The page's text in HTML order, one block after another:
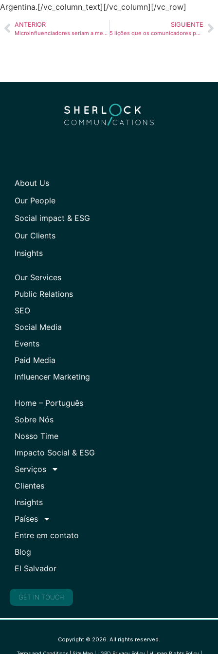
Argentina.[/vc_column_text][/vc_column][/vc_row]
ANTERIOR
Microinfluenciadores seriam a melhor escolha para sua empresa?
SIGUIENTE
5 lições que os comunicadores podem levar para 2021
About Us
Our People
Social impact & ESG
Our Clients
Insights
Our Services
Public Relations
SEO
Social Media
Events
Paid Media
Influencer Marketing
Home – Português
Sobre Nós
Nosso Time
Impacto Social & ESG
Serviços
Clientes
Insights
Países
Entre em contato
Blog
El Salvador
GET IN TOUCH
Copyright © 2026. All rights reserved.